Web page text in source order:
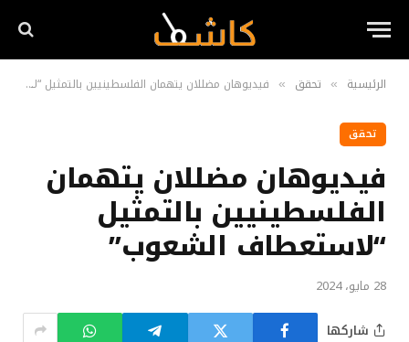
الرئيسية » تحقق » فيديوهان مضللان يتهمان الفلسطينيين بالتمثيل “لاستعطاف الشعوب”
تحقق
فيديوهان مضللان يتهمان
الفلسطينيين بالتمثيل
“لاستعطاف الشعوب”
28 مايو، 2024
شاركها